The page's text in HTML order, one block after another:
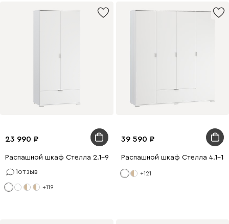
23 990
Распашной шкаф Стелла 2.1-90x200 Белый
1отзыв
+119
39 590
Распашной шкаф Стелла 4.1-
+121